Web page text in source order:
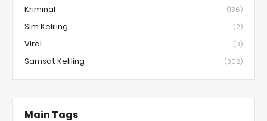
Kriminal (136)
Sim Keliling (2)
Viral (3)
Samsat Keliling (302)
Main Tags